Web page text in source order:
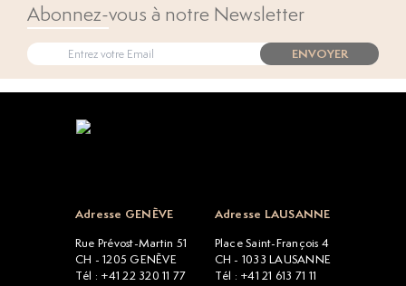
Abonnez-vous à notre Newsletter
ENVOYER
Adresse GENÈVE
Rue Prévost-Martin 51
CH - 1205 GENÈVE
Tél : +41 22 320 11 77
Adresse LAUSANNE
Place Saint-François 4
CH - 1033 LAUSANNE
Tél : +41 21 613 71 11